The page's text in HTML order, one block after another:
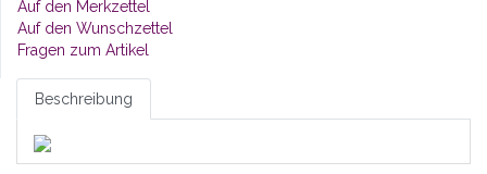
Auf den Merkzettel
Auf den Wunschzettel
Fragen zum Artikel
Beschreibung